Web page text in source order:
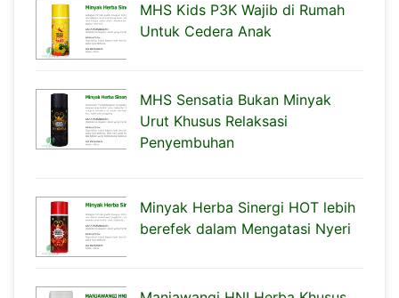
MHS Kids P3K Wajib di Rumah
Untuk Cedera Anak
MHS Sensatia Bukan Minyak
Urut Khusus Relaksasi
Penyembuhan
Minyak Herba Sinergi HOT lebih
berefek dalam Mengatasi Nyeri